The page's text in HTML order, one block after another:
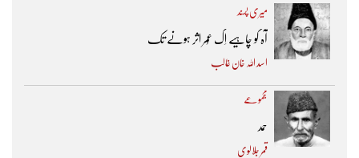
میری پسند
آہ کو چاہیے اِک عُمر اثر ہونے تک ​
اسد اللہ خان غالب
مجموعے
حمد
قمر جلالوی